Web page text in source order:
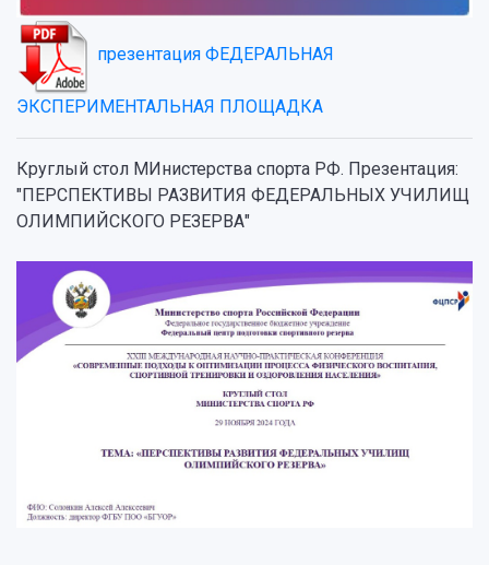
презентация ФЕДЕРАЛЬНАЯ
ЭКСПЕРИМЕНТАЛЬНАЯ ПЛОЩАДКА
Круглый стол МИнистерства спорта РФ. Презентация:
"ПЕРСПЕКТИВЫ РАЗВИТИЯ ФЕДЕРАЛЬНЫХ УЧИЛИЩ
ОЛИМПИЙСКОГО РЕЗЕРВА"